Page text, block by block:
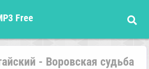
Free
- Воровская судьба